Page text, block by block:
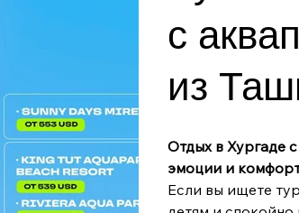
с
из
Отдых в Хургаде
эмоции и
Если вы ищете